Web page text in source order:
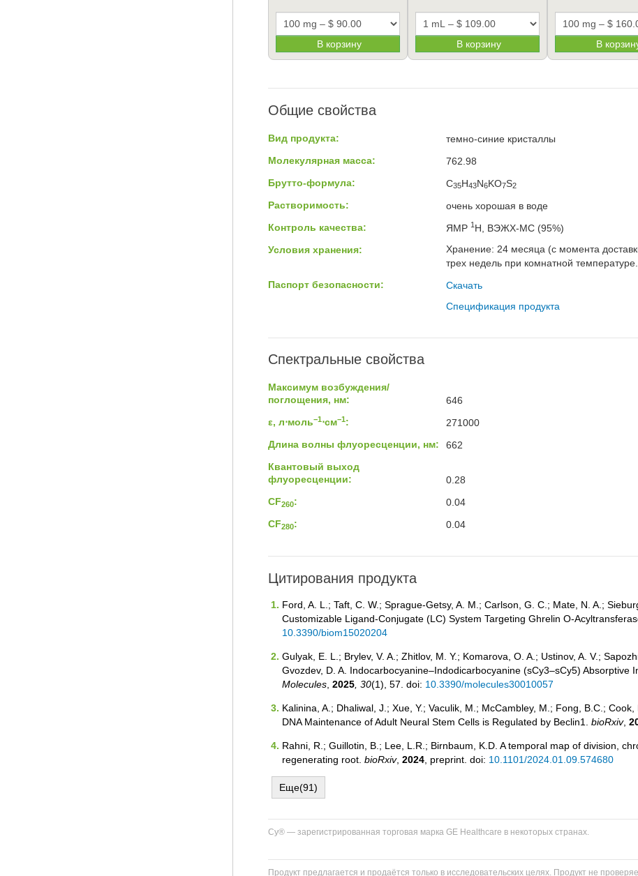
В корзину В корзину В
Общие свойства
Вид продукта:
темно-синие кристаллы
Молекулярная масса:
762.98
Брутто-формула:
C35H43N6KO7S2
Растворимость:
очень хорошая в воде
Контроль качества:
ЯМР 1H, ВЭЖХ-МС (95%)
Условия хранения:
Хранение: 24 месяца (с момента
трех недель при комнатной
Паспорт безопасности:
Скачать
Спецификация продукта
Спектральные свойства
Максимум возбуждения/
поглощения, нм:
646
ε, л⋅моль−1⋅см−1:
271000
Длина волны флуоресценции, нм:
662
Квантовый выход
флуоресценции:
0.28
CF260:
0.04
CF280: 0.04
Цитирования продукта
Ford, A. L.; Taft, C. W.; Sprague-Getsy, A. M.; Carlson, G. C.; Mate, N. A.;
Customizable Ligand-Conjugate (LC) System Targeting Ghrelin O-
10.3390/biom15020204
Gulyak, E. L.; Brylev, V. A.; Zhitlov, M. Y.; Komarova, O. A.; Ustinov, A. V.;
Gvozdev, D. A. Indocarbocyanine–Indodicarbocyanine (sCy3–sCy5) Absorptive
Molecules, 2025, 30(1), 57. doi: 10.3390/molecules30010057
Kalinina, A.; Dhaliwal, J.; Xue, Y.; Vaculik, M.; McCambley, M.; Fong, B.C.;
DNA Maintenance of Adult Neural Stem Cells is Regulated by Beclin1. bioRxiv,
Rahni, R.; Guillotin, B.; Lee, L.R.; Birnbaum, K.D. A temporal map of division,
regenerating root. bioRxiv, 2024, preprint. doi: 10.1101/2024.01.09.574680
Еще(91)
Cy® — зарегистрированная торговая марка GE Healthcare в некоторых странах.
Продукт предлагается и продаётся только в исследовательских целях. Продукт не